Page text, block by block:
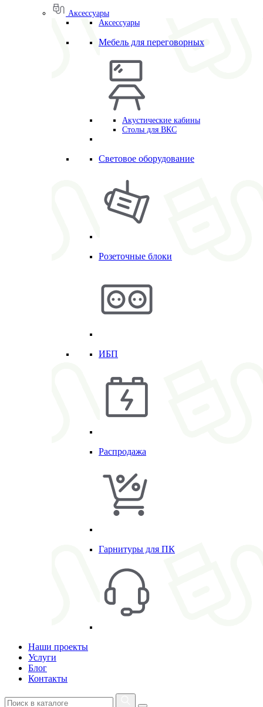
Аксессуары
Аксессуары
Мебель для переговорных
Акустические кабины
Столы для ВКС
Световое оборудование
Розеточные блоки
ИБП
Распродажа
Гарнитуры для ПК
Наши проекты
Услуги
Блог
Контакты